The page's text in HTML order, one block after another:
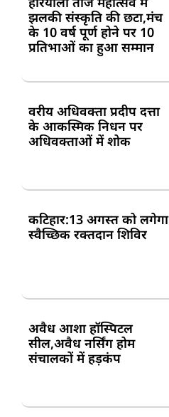
झलकी संस्कृति की छटा,मंच
के 10 वर्ष पूर्ण होने पर 10
प्रतिभाओं का हुआ सम्मान
वरीय अधिवक्ता प्रदीप दत्ता
के आकस्मिक निधन पर
अधिवक्ताओं में शोक
कटिहार:13 अगस्त को लगेगा
स्वैच्छिक रक्तदान शिविर
अवैध आशा हॉस्पिटल
सील,अवैध नर्सिंग होम
संचालकों में हड़कंप